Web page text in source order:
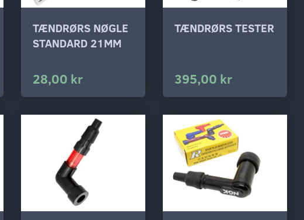
TÆNDRØRS NØGLE
STANDARD 21MM
28,00 kr
TÆNDRØRS TESTER
395,00 kr